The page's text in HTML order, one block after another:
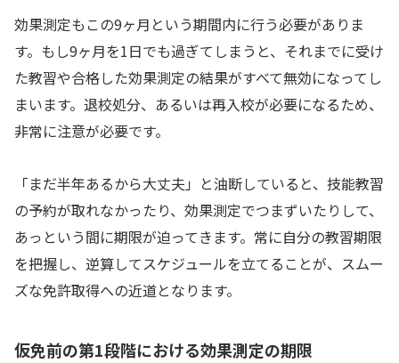
効果測定もこの9ヶ月という期間内に行う必要がありま
す。もし9ヶ月を1日でも過ぎてしまうと、それまでに受け
た教習や合格した効果測定の結果がすべて無効になってし
まいます。退校処分、あるいは再入校が必要になるため、
非常に注意が必要です。
「まだ半年あるから大丈夫」と油断していると、技能教習
の予約が取れなかったり、効果測定でつまずいたりして、
あっという間に期限が迫ってきます。常に自分の教習期限
を把握し、逆算してスケジュールを立てることが、スムー
ズな免許取得への近道となります。
仮免前の第1段階における効果測定の期限